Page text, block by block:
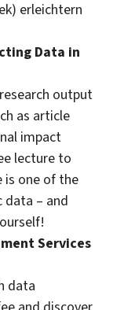
erleichtern
Data in
output
as article
impact
lecture to
is one of the
data – and
Services
data